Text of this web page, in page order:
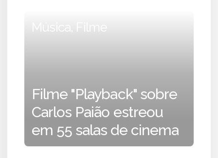
Música, Filme
Filme "Playback" sobre
Carlos Paião estreou
em 55 salas de cinema